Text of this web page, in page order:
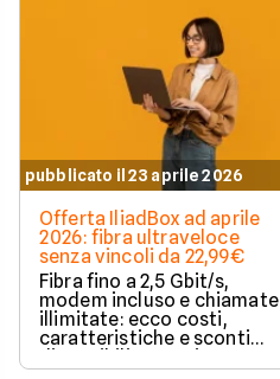
pubblicato il 23 aprile 2026
Offerta IliadBox ad aprile
2026: fibra ultraveloce
senza vincoli da 22,99€
Fibra fino a 2,5 Gbit/s,
modem incluso e chiamate
illimitate: ecco costi,
caratteristiche e sconti
disponibili per attivare